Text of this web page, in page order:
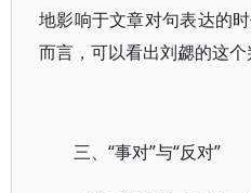
地影响于文章对句表达的
而言，可以看出刘勰的这个
三、“事对”与“反对”